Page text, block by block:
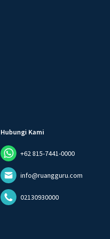
Hubungi Kami
+62 815-7441-0000
info@ruangguru.com
02130930000